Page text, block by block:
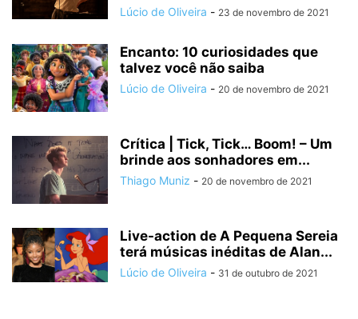
Lúcio de Oliveira - 23 de novembro de 2021
Encanto: 10 curiosidades que
talvez você não saiba
Lúcio de Oliveira - 20 de novembro de 2021
Crítica | Tick, Tick… Boom! – Um
brinde aos sonhadores em...
Thiago Muniz - 20 de novembro de 2021
Live-action de A Pequena Sereia
terá músicas inéditas de Alan...
Lúcio de Oliveira - 31 de outubro de 2021